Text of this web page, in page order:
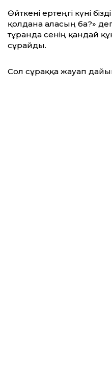
Өйткені ертеңгі күні
қолдана аласың ба?»
тұрғанда сенің қандай
сұрайды.
Сол сұраққа жауап